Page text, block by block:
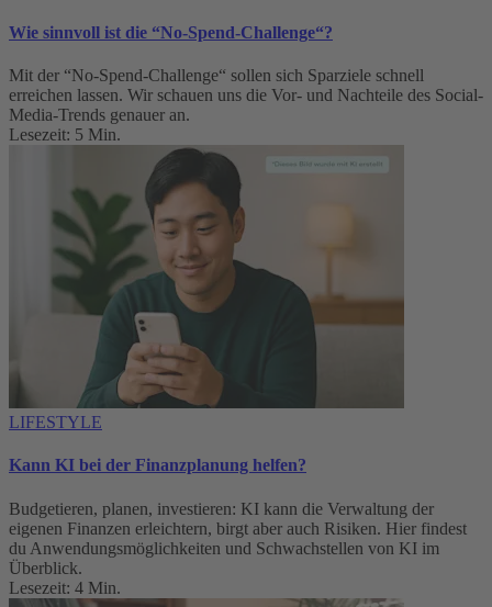
Wie sinnvoll ist die “No-Spend-Challenge“?
Mit der “No-Spend-Challenge“ sollen sich Sparziele schnell
erreichen lassen. Wir schauen uns die Vor- und Nachteile des Social-
Media-Trends genauer an.
Lesezeit: 5 Min.
LIFESTYLE
Kann KI bei der Finanzplanung helfen?
Budgetieren, planen, investieren: KI kann die Verwaltung der
eigenen Finanzen erleichtern, birgt aber auch Risiken. Hier findest
du Anwendungsmöglichkeiten und Schwachstellen von KI im
Überblick.
Lesezeit: 4 Min.